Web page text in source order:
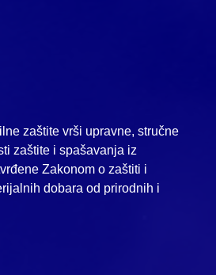
zaštite vrši upravne, stručne
zaštite i spašavanja iz
Zakonom o zaštiti i
dobara od prirodnih i